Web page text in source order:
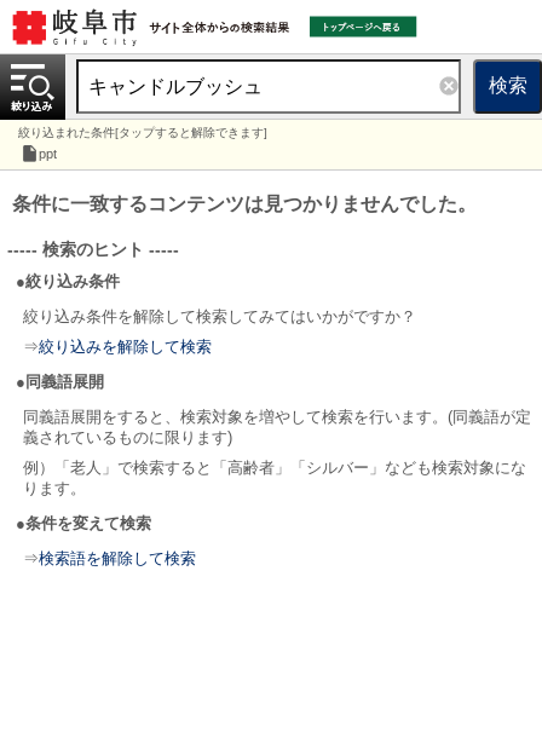
検索
絞り込まれた条件[タップすると解除できます]
ppt
条件に一致するコンテンツは見つかりませんでした。
----- 検索のヒント -----
●絞り込み条件
絞り込み条件を解除して検索してみてはいかがですか？
⇒絞り込みを解除して検索
●同義語展開
同義語展開をすると、検索対象を増やして検索を行います。(同義語が定
義されているものに限ります)
例）「老人」で検索すると「高齢者」「シルバー」なども検索対象にな
ります。
●条件を変えて検索
⇒検索語を解除して検索